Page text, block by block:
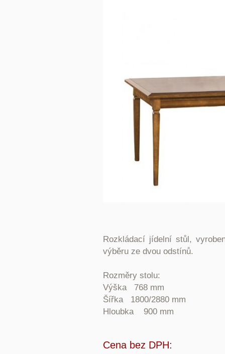
Rozkládací jídelní stůl,
výběru ze dvou odstínů.
Rozměry stolu:
Výška 768 mm
Šířka 1800/2880 mm
Hloubka 900 mm
Cena bez DPH: